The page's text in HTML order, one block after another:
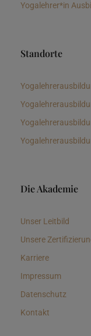
Yogalehrer*in
Standorte
Die Akademie
Unser Leitbild
Unsere
Karriere
Impressum
Datenschutz
Kontakt